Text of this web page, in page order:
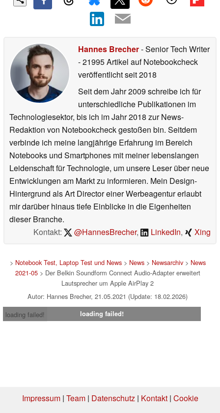
Hannes Brecher- Senior Tech Writer
- 21995 Artikel auf Notebookcheck
veröffentlichtseit 2018
Seit dem Jahr 2009 schreibe ich für
unterschiedliche Publikationen im
Technologiesektor, bis ich im Jahr 2018 zur News-
Redaktion von Notebookcheck gestoßen bin. Seitdem
verbinde ich meine langjährige Erfahrung im Bereich
Notebooks und Smartphones mit meiner lebenslangen
Leidenschaft für Technologie, um unsere Leser über neue
Entwicklungen am Markt zu informieren. Mein Design-
Hintergrund als Art Director einer Werbeagentur erlaubt
mir darüber hinaus tiefe Einblicke in die Eigenheiten
dieser Branche.
Kontakt:
@HannesBrecher, LinkedIn, Xing
> Notebook Test, Laptop Test und News> News> Newsarchiv> News
2021-05> Der Belkin Soundform Connect Audio-Adapter erweitert
Lautsprecher um Apple AirPlay 2
Autor: Hannes Brecher, 21.05.2021 (Update: 18.02.2026)
loading failed!
loading failed!
Impressum| Team| Datenschutz | Kontakt| Cookie